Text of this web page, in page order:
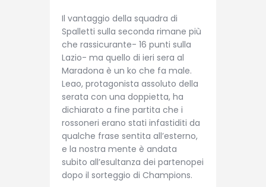
Il vantaggio della squadra di
Spalletti sulla seconda rimane più
che rassicurante- 16 punti sulla
Lazio- ma quello di ieri sera al
Maradona è un ko che fa male.
Leao, protagonista assoluto della
serata con una doppietta, ha
dichiarato a fine partita che i
rossoneri erano stati infastiditi da
qualche frase sentita all’esterno,
e la nostra mente è andata
subito all’esultanza dei partenopei
dopo il sorteggio di Champions.